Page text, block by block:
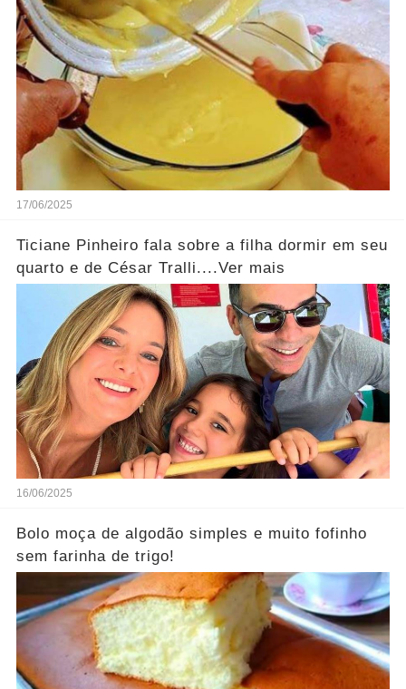
17/06/2025
Ticiane Pinheiro fala sobre a filha dormir em seu
quarto e de César Tralli....Ver mais
16/06/2025
Bolo moça de algodão simples e muito fofinho
sem farinha de trigo!